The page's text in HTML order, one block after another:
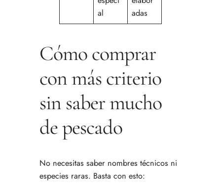
al
adas
Cómo comprar
con más criterio
sin saber mucho
de pescado
No necesitas saber nombres técnicos ni
especies raras. Basta con esto: